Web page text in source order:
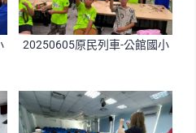
20250605原民列車-公館國小